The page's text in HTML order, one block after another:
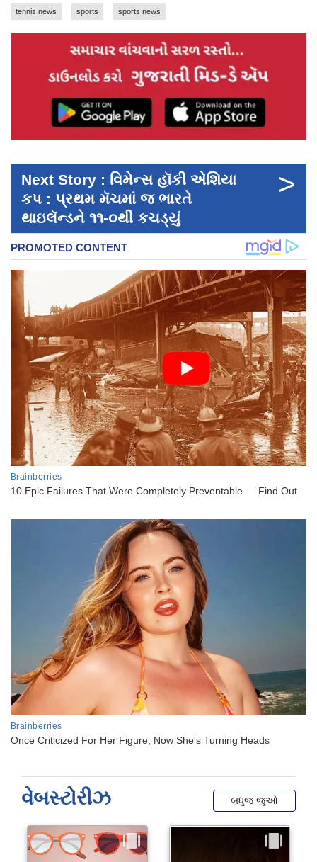
tennis news sports sports news
Next Story : વિમેન્સ હૉકી એશિયા
કપ : પ્રથમ મૅચમાં જ ભારતે
થાઇલૅન્ડને ૧૧-૦થી કચડ્યું
>
વેબસ્ટોરીઝ બધુજ જુઓ